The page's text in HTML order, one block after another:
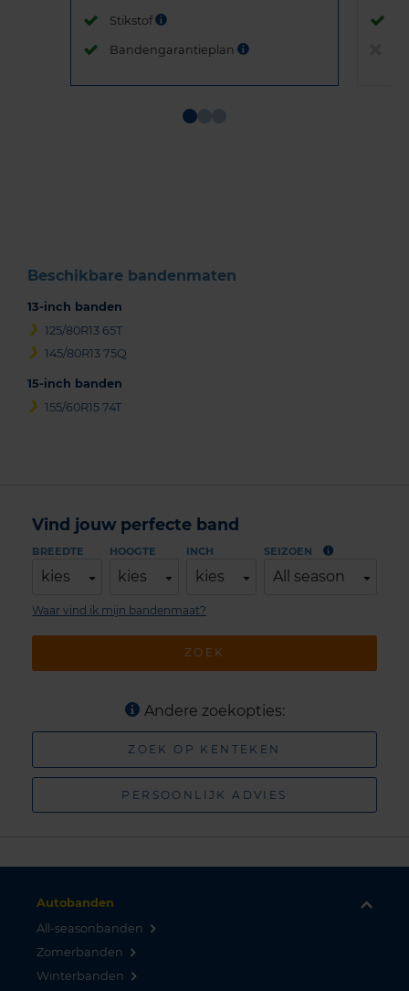
Stikstof
Bandengarantieplan
Beschikbare bandenmaten
13-inch banden
125/80R13 65T
145/80R13 75Q
15-inch banden
155/60R15 74T
Vind jouw perfecte band
BREEDTE
kies
HOOGTE
kies
INCH
kies
SEIZOEN
All season
ZOEK
Waar vind ik mijn bandenmaat?
Andere zoekopties:
ZOEK OP KENTEKEN
PERSOONLIJK ADVIES
Autobanden
All-seasonbanden
Zomerbanden
Winterbanden